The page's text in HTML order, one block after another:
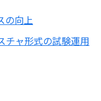
の向上
チャ形式の試験運用